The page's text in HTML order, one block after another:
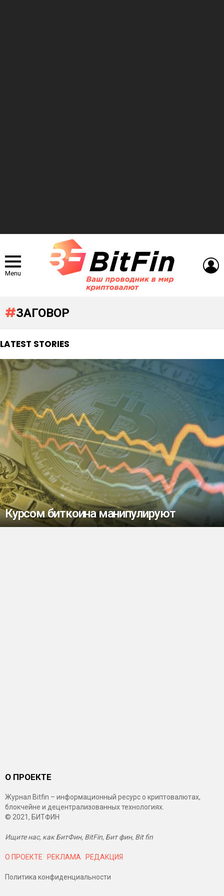
Menu
ЗАГОВОР
LATEST STORIES
Курсом биткоина манипулируют
О ПРОЕКТЕ
Журнал Bitfin – информационный ресурс о криптовалютах,
блокчейне и децентрализованных технологиях.
© 2021, БИТФИН
Ищите нас, как БитФин, BitFin, Бит фин, Bit fin
О ПРОЕКТЕ РЕКЛАМА РЕДАКЦИЯ
Политика конфиденциальности